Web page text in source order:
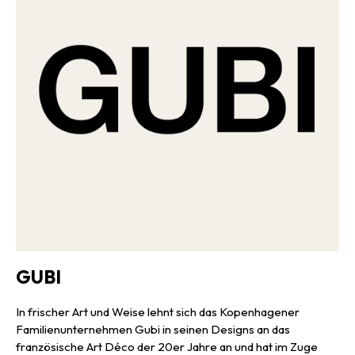
Eine moderne Linienführung, formale Nüchternheit und die
hochwertige Holzverarbeitung sind heute immer noch genauso
aktuell wie in den 1970er Jahren, denn Gascoin war im Grunde nicht
nur ein Meister seiner Zeit, sondern zugleich auch seiner Zeit
voraus: er fand Antworten auf die Probleme seiner Epoche, indem
er die Erkenntnisse der Vergangenheit mit moderne, Wissen und
GUBI
In frischer Art und Weise lehnt sich das Kopenhagener
Familienunternehmen Gubi in seinen Designs an das
französische Art Déco der 20er Jahre an und hat im Zuge